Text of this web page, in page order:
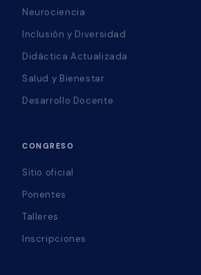
Neurociencia
Inclusión y Diversidad
Didáctica Actualizada
Salud y Bienestar
Desarrollo Docente
CONGRESO
Sitio oficial
Ponentes
Talleres
Inscripciones